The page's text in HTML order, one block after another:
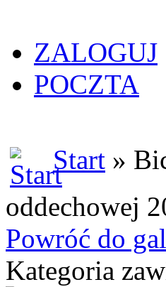
ZALOGUJ
POCZTA
Start »
oddechowej
Powróć do
Kategoria